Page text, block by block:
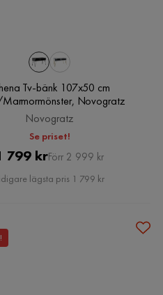
Tv-bänk 107x50 cm
Novogratz
Novogratz
Se priset!
Pris
799 krOriginal
Pris
Förr 2 999 kr
lägsta pris 1 799 kr